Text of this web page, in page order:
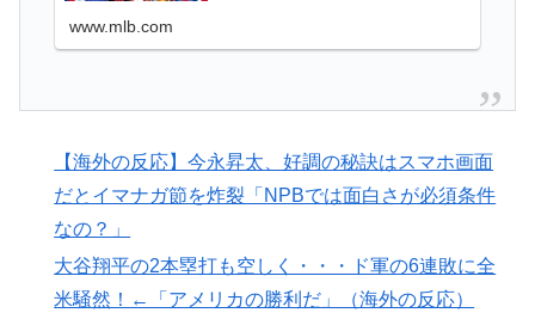
▶ 英国人「ようこそ」冨安健洋、クリスタルパレス加入が
ーセナルファンも祝福！【海外の反応】
ロシア「お前らの国にある似非エッフェル塔を見せてく
▶ 韓国人「日本には韓国みたいなドラッグストアがないの
で韓国が羨ましくて羨ましくて仕方がないんだそうで
す」
www.mlb.com
【海外の反応】今永昇太、好調の秘訣はスマホ画面
だとイマナガ節を炸裂「NPBでは面白さが必須条件
なの？」
大谷翔平の2本塁打も空しく・・・ド軍の6連敗に全
米騒然！←「アメリカの勝利だ」（海外の反応）